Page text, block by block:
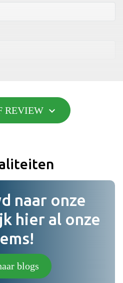
REVIEW expand_more
naar onze
hier al onze
blogs